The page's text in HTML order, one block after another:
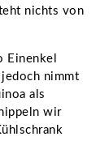
nichts von
Einenkel
nimmt
als
wir